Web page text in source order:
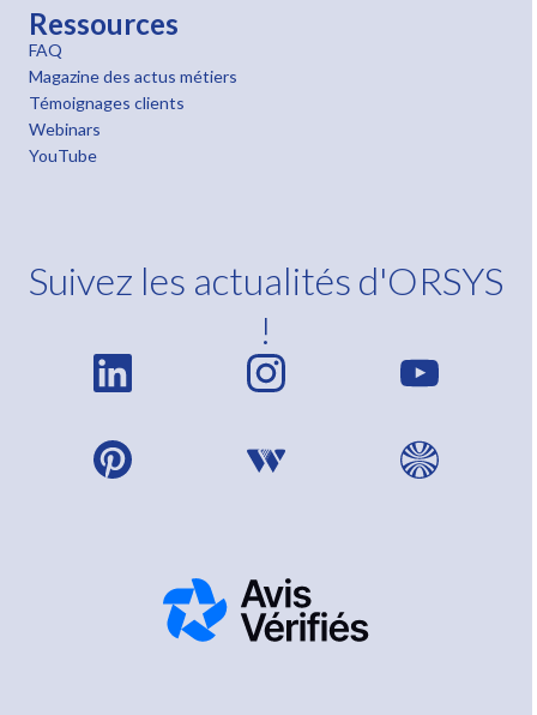
Ressources
FAQ
Magazine des actus métiers
Témoignages clients
Webinars
YouTube
Suivez les actualités d'ORSYS
!